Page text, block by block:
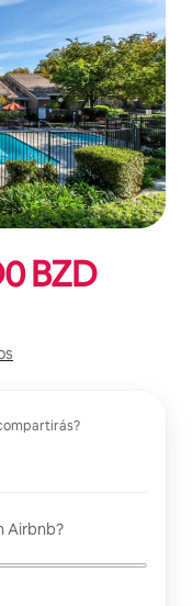
0BZD
Airbnb?